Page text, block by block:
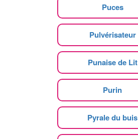
Puces
Pulvérisateur
Punaise de Lit
Purin
Pyrale du buis